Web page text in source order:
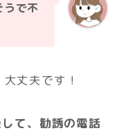
うで不
丈夫です！
て、勧誘の電話